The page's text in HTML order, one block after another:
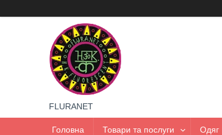
FLURANET
Головна Товари та послуги Одяг